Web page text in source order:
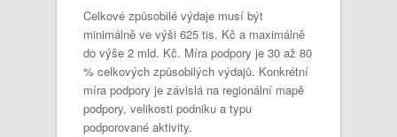
Celkové způsobilé výdaje musí být
minimálně ve výši 625 tis. Kč a maximálně
do výše 2 mld. Kč. Míra podpory je 30 až 80
% celkových způsobilých výdajů. Konkrétní
míra podpory je závislá na regionální mapě
podpory, velikosti podniku a typu
podporované aktivity.